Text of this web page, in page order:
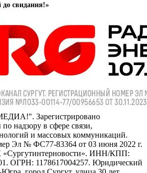
до свидания!»
Зарегистрировано
надзору в сфере связи,
и массовых коммуникаций.
Эл № ФС77-83364 от 03 июня 2022 г.
ИНН/КПП:
ОГРН: 1178617004257. Юридический